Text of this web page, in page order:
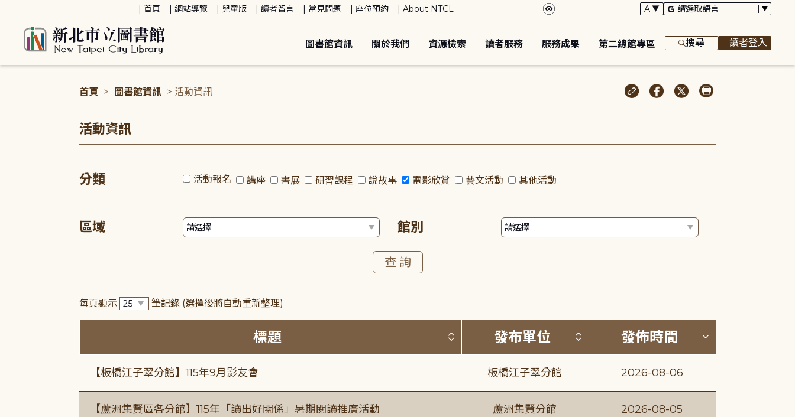
首頁 網站導覽 兒童版 讀者留言 常見問題 座位預約 About NTCL
圖書館資訊 關於我們 資源檢索 讀者服務 服務成果 第二總館專區 搜尋 讀者登入
首頁 > 圖書館資訊 > 活動資訊
活動資訊
分類 活動報名 講座 書展 研習課程 說故事 電影欣賞 藝文活動 其他活動
區域 館別
每頁顯示 筆記錄 (選擇後將自動重新整理)
標題 按標題排序 (升降冪)
發布單位 按發布單位排序 (升降冪)
發佈時間 按發佈時間
【板橋江子翠分館】115年9月影友會 板橋江子翠分館 2026-08-06
【蘆洲集賢區各分館】115年「讀出好關係」暑期閱讀推廣活動 蘆洲集賢分館 2026-08-05